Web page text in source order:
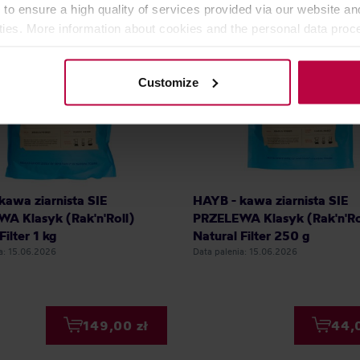
ensure a high quality of services provided via our website
More information about cookies and the personal data
Customize
ziarnista SIE
Klasyk (Rak'n'Roll)
1 kg
15.06.2026
149,00 zł
HAYB - kawa ziarnista SIE
PRZELEWA Klasyk
Natural Filter 250 g
Data palenia: 15.06.2026